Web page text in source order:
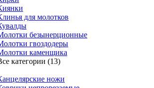
для молотков
безынерционные
гвоздодеры
каменщика
категории (13)
ножи